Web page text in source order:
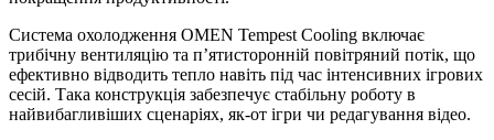
Система охолодження OMEN Tempest Cooling включає
трибічну вентиляцію та п’ятисторонній повітряний потік, що
ефективно відводить тепло навіть під час інтенсивних ігрових
сесій. Така конструкція забезпечує стабільну роботу в
найвибагливіших сценаріях, як-от ігри чи редагування відео.